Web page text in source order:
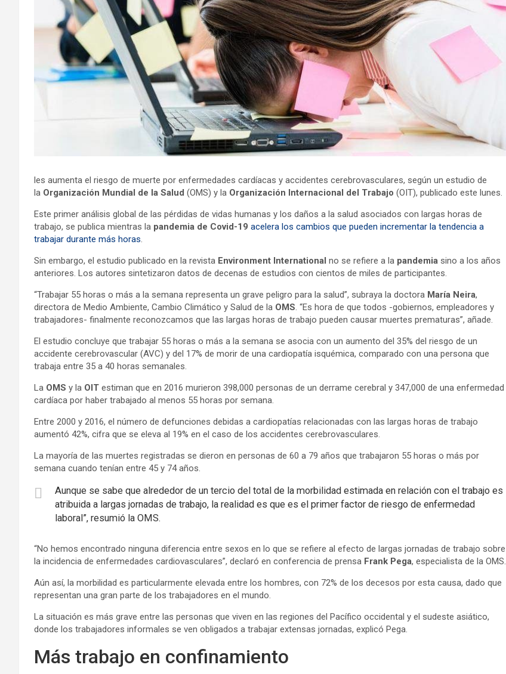
les aumenta el riesgo de muerte por enfermedades cardíacas y accidentes cerebrovasculares, según un estudio de
la Organización Mundial de la Salud (OMS) y la Organización Internacional del Trabajo (OIT), publicado este lunes.
Este primer análisis global de las pérdidas de vidas humanas y los daños a la salud asociados con largas horas de
trabajo, se publica mientras la pandemia de Covid-19 acelera los cambios que pueden incrementar la tendencia a
trabajar durante más horas.
Sin embargo, el estudio publicado en la revista Environment International no se refiere a la pandemia sino a los años
anteriores. Los autores sintetizaron datos de decenas de estudios con cientos de miles de participantes.
“Trabajar 55 horas o más a la semana representa un grave peligro para la salud”, subraya la doctora María Neira,
directora de Medio Ambiente, Cambio Climático y Salud de la OMS. “Es hora de que todos -gobiernos, empleadores y
trabajadores- finalmente reconozcamos que las largas horas de trabajo pueden causar muertes prematuras”, añade.
El estudio concluye que trabajar 55 horas o más a la semana se asocia con un aumento del 35% del riesgo de un
accidente cerebrovascular (AVC) y del 17% de morir de una cardiopatía isquémica, comparado con una persona que
trabaja entre 35 a 40 horas semanales.
La OMS y la OIT estiman que en 2016 murieron 398,000 personas de un derrame cerebral y 347,000 de una enfermedad
cardíaca por haber trabajado al menos 55 horas por semana.
Entre 2000 y 2016, el número de defunciones debidas a cardiopatías relacionadas con las largas horas de trabajo
aumentó 42%, cifra que se eleva al 19% en el caso de los accidentes cerebrovasculares.
La mayoría de las muertes registradas se dieron en personas de 60 a 79 años que trabajaron 55 horas o más por
semana cuando tenían entre 45 y 74 años.
Aunque se sabe que alrededor de un tercio del total de la morbilidad estimada en relación con el trabajo es
atribuida a largas jornadas de trabajo, la realidad es que es el primer factor de riesgo de enfermedad
laboral”, resumió la OMS.
“No hemos encontrado ninguna diferencia entre sexos en lo que se refiere al efecto de largas jornadas de trabajo sobre
la incidencia de enfermedades cardiovasculares”, declaró en conferencia de prensa Frank Pega, especialista de la OMS.
Aún así, la morbilidad es particularmente elevada entre los hombres, con 72% de los decesos por esta causa, dado que
representan una gran parte de los trabajadores en el mundo.
La situación es más grave entre las personas que viven en las regiones del Pacífico occidental y el sudeste asiático,
donde los trabajadores informales se ven obligados a trabajar extensas jornadas, explicó Pega.
Más trabajo en confinamiento